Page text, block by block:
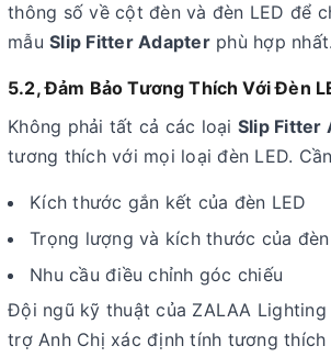
thông số về cột đèn và đèn LED để
mẫu Slip Fitter Adapterphù hợp nhất.
5.2, Đảm Bảo Tương Thích Với Đèn
Không phải tất cả các loại Slip Fitter
tương thích với mọi loại đèn LED.
Kích thước gắn kết của đèn LED
Trọng lượng và kích thước của đèn
Nhu cầu điều chỉnh góc chiếu
Đội ngũ kỹ thuật của ZALAA Lighting
trợ Anh Chị xác định tính tương thích